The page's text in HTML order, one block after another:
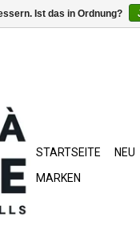
STARTSEITE NEU
MARKEN
Ist das in Ordnung?